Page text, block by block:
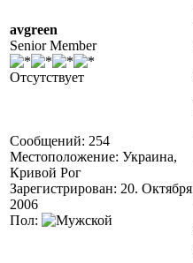
avgreen
Senior Member
Отсутствует
Сообщений: 254
Местоположение: Украина,
Кривой Рог
Зарегистрирован: 20. Октября
2006
Пол: